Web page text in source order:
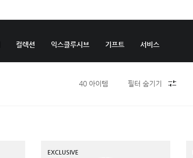
컬렉션 익스클루시브 기프트 서비스
40아이템 필터 숨기기
EXCLUSIVE